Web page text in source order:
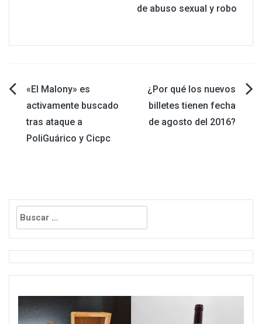
de abuso sexual y robo
Navegación
de
entradas
«El Malony» es
activamente buscado
tras ataque a
PoliGuárico y Cicpc
¿Por qué los nuevos
billetes tienen fecha
de agosto del 2016?
Buscar: